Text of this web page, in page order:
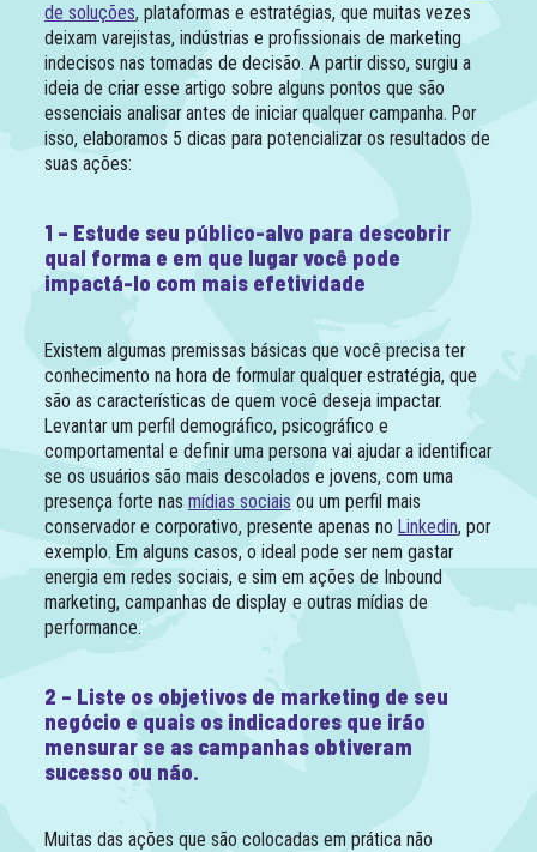
de soluções, plataformas e estratégias, que muitas vezes
deixam varejistas, indústrias e profissionais de marketing
indecisos nas tomadas de decisão. A partir disso, surgiu a
ideia de criar esse artigo sobre alguns pontos que são
essenciais analisar antes de iniciar qualquer campanha. Por
isso, elaboramos 5 dicas para potencializar os resultados de
suas ações:
1 – Estude seu público-alvo para descobrir
qual forma e em que lugar você pode
impactá-lo com mais efetividade
Existem algumas premissas básicas que você precisa ter
conhecimento na hora de formular qualquer estratégia, que
são as características de quem você deseja impactar.
Levantar um perfil demográfico, psicográfico e
comportamental e definir uma persona vai ajudar a identificar
se os usuários são mais descolados e jovens, com uma
presença forte nas mídias sociais ou um perfil mais
conservador e corporativo, presente apenas no Linkedin, por
exemplo. Em alguns casos, o ideal pode ser nem gastar
energia em redes sociais, e sim em ações de Inbound
marketing, campanhas de display e outras mídias de
performance.
2 – Liste os objetivos de marketing de seu
negócio e quais os indicadores que irão
mensurar se as campanhas obtiveram
sucesso ou não.
Muitas das ações que são colocadas em prática não